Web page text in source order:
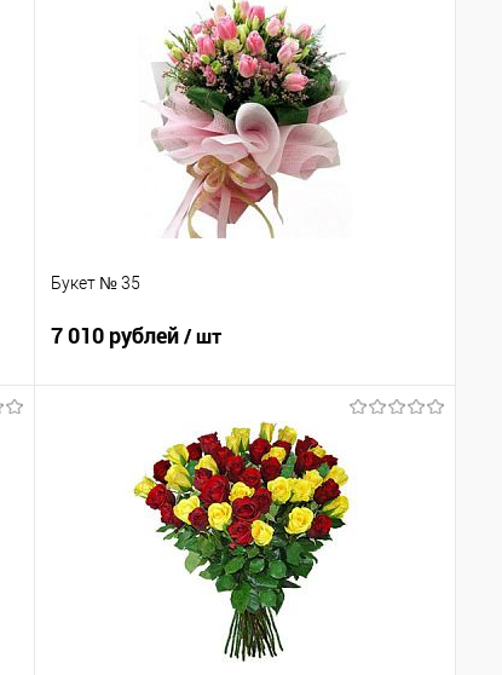
Букет № 35
7 010 рублей/ шт
В корзину
Купить в 1 клик
Сравнение
В избранное
Под заказ